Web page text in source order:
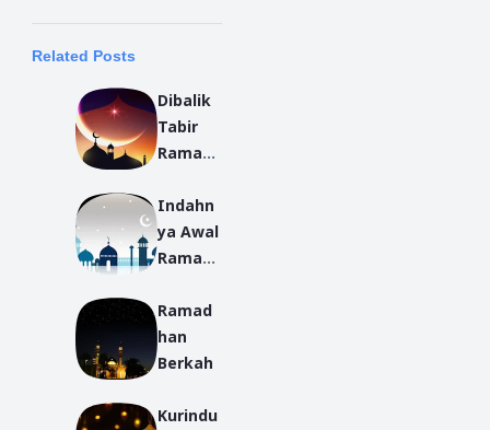
Related Posts
Dibalik
Tabir
Ramad
Indahn
ya Awal
Ramad
Dengan
Ayah
dan Ibu
Ramad
han
Berkah
Kurindu